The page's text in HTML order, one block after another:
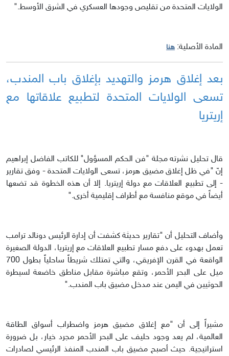
الولايات المتحدة من تقليص وجودها العسكري في الشرق الأوسط."
المادة الأصلية: هنا
بعد إغلاق هرمز والتهديد بإغلاق باب المندب،
تسعى الولايات المتحدة لتطبيع علاقاتها مع
إريتريا
قال تحليل نشرته مجلة "فن الحكم المسؤول" للكاتب الفاضل إبراهيم
إنّ "في ظل إغلاق مضيق هرمز، تسعى الولايات المتحدة - وفق تقارير
- إلى تطبيع العلاقات مع دولة إريتريا. إلا أن هذه الخطوة قد تضعها
أيضاً في موقع منافسة مع أطراف إقليمية أخرى."
وأضاف التحليل أن "تقارير حديثة كشفت أن إدارة الرئيس دونالد ترامب
تعمل بهدوء على دفع مسار تطبيع العلاقات مع إريتريا، الدولة الصغيرة
الواقعة في القرن الإفريقي، والتي تمتلك شريطاً ساحلياً بطول 700
ميل على البحر الأحمر، وتقع مباشرة مقابل مناطق خاضعة لسيطرة
الحوثيين في اليمن عند مدخل مضيق باب المندب."
مشيراً إلى أن "مع إغلاق مضيق هرمز واضطراب أسواق الطاقة
العالمية، لم يعد وجود حليف على البحر الأحمر مجرد خيار، بل ضرورة
استراتيجية. حيث أصبح مضيق باب المندب المنفذ الرئيسي لصادرات